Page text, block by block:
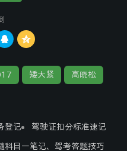
 
矮大紧 高晓松
登记 驾驶证扣分标准速记
科目一笔记、驾考答题技巧